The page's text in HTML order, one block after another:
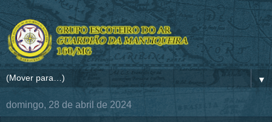
▼
domingo, 28 de abril de 2024